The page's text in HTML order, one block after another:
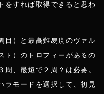
をすれば取得できると思わ
目）と最高難易度のヴァル
ト）のトロフィーがあるの
周、最短で２周？は必要。
ラモードを選択して、初見